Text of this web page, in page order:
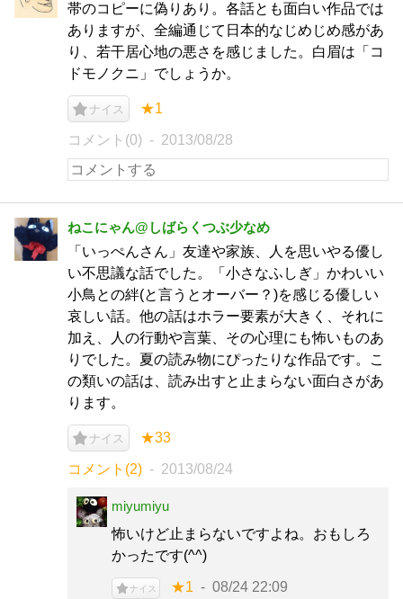
帯のコピーに偽りあり。各話とも面白い作品では
ありますが、全編通じて日本的なじめじめ感があ
り、若干居心地の悪さを感じました。白眉は「コ
ドモノクニ」でしょうか。
ナイス ★1
コメント(0) 2013/08/28
ねこにゃん@しばらくつぶ少なめ
「いっぺんさん」友達や家族、人を思いやる優し
い不思議な話でした。「小さなふしぎ」かわいい
小鳥との絆(と言うとオーバー？)を感じる優しい
哀しい話。他の話はホラー要素が大きく、それに
加え、人の行動や言葉、その心理にも怖いものあ
りでした。夏の読み物にぴったりな作品です。こ
の類いの話は、読み出すと止まらない面白さがあ
ります。
ナイス ★33
コメント(2) 2013/08/24
miyumiyu
怖いけど止まらないですよね。おもしろ
かったです(^^)
ナイス ★1 08/24 22:09